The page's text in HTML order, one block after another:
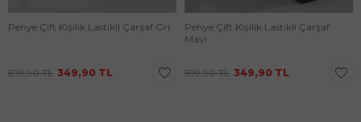
Penye Çift Kişilik Lastikli Çarşaf Gri
599,90TL 349,90 TL
Penye Çift Kişilik Lastikli Çarşaf
Mavi
599,90TL 349,90 TL